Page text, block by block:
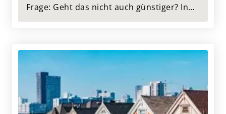
Frage: Geht das nicht auch günstiger? In
diesem Artikel stellen wir Ihnen anhand
IT Projektportfolios aussehen kann.